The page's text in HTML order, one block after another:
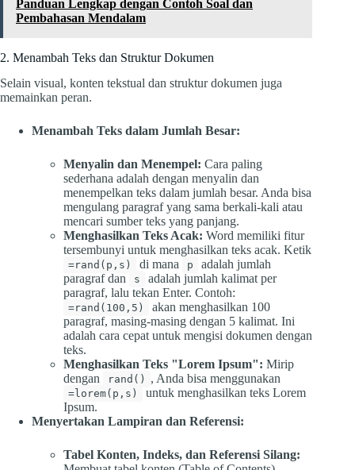
Panduan Lengkap dengan Contoh Soal dan
Pembahasan Mendalam
2. Menambah Teks dan Struktur Dokumen
Selain visual, konten tekstual dan struktur dokumen juga
memainkan peran.
Menambah Teks dalam Jumlah Besar:
Menyalin dan Menempel: Cara paling
sederhana adalah dengan menyalin dan
menempelkan teks dalam jumlah besar. Anda bisa
mengulang paragraf yang sama berkali-kali atau
mencari sumber teks yang panjang.
Menghasilkan Teks Acak: Word memiliki fitur
tersembunyi untuk menghasilkan teks acak. Ketik
=rand(p,s) di mana p
adalah jumlah
paragraf dan
s
adalah jumlah kalimat per
paragraf, lalu tekan Enter. Contoh:
=rand(100,5)
akan menghasilkan 100
paragraf, masing-masing dengan 5 kalimat. Ini
adalah cara cepat untuk mengisi dokumen dengan
teks.
Menghasilkan Teks "Lorem Ipsum": Mirip
dengan
rand() , Anda bisa menggunakan
=lorem(p,s)
untuk menghasilkan teks Lorem
Ipsum.
Menyertakan Lampiran dan Referensi:
Tabel Konten, Indeks, dan Referensi Silang: